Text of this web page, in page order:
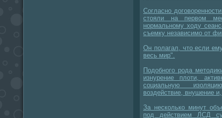
Согласно
стояли на первом
нормальному ходу
съемку независимо от
Он полагал, что если
весь мир".
Подобного рода
изнурение плоти,
социальную
воздействие, внушение
За несколько минут
под действием ЛСД